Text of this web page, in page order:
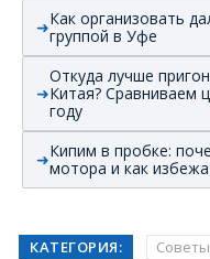
Как организовать
группой в Уфе
Откуда лучше
Китая? Сравниваем
году
Кипим в пробке:
мотора и как
КАТЕГОРИЯ: